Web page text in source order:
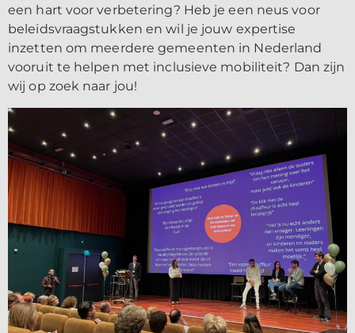
een hart voor verbetering? Heb je een neus voor
beleidsvraagstukken en wil je jouw expertise
inzetten om meerdere gemeenten in Nederland
vooruit te helpen met inclusieve mobiliteit? Dan zijn
wij op zoek naar jou!